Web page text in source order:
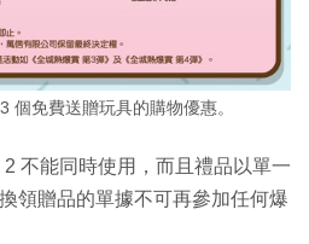
個免費送贈玩具的購物優惠。
不能同時使用，而且禮品以單一
領贈品的單據不可再參加任何爆